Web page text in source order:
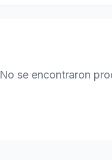
No se encontraron